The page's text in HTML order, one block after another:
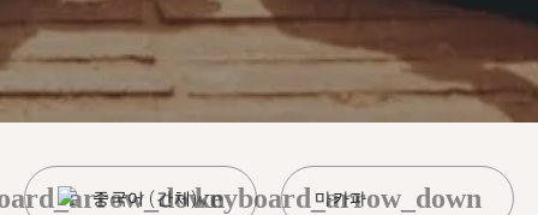
중국어 (간체) 마카파
keyboard_arrow_down